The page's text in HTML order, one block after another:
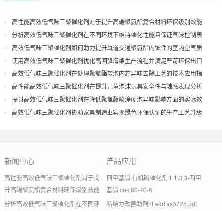
高性能高效低气味三聚催化剂对于提升高端聚氨酯复合材料环保级别效能
分析高效低气味三聚催化剂在不同环境下维持催化性能且保证气味控制表
现
高效低气味三聚催化剂如何助力提升轨道交通聚氨酯内饰件的室内空气质
量
使用高效低气味三聚催化剂优化高回弹海绵生产流程并满足严苛环保出口
高效低气味三聚催化剂在处理聚氨酯软泡内芯异味去除工艺的技术应用指
导
高性能高效低气味三聚催化剂在提升儿童泡沫玩具安全性与触感表现分析
探讨高效低气味三聚催化剂在降低聚氨酯喷涂硬泡异味影响方面的实际效
果
高效低气味三聚催化剂协助家具制造业实现绿色环保认证的生产工艺升级
新闻中心
高性能高效低气味三聚催化剂对于提
升高端聚氨酯复合材料环保级别效能
分析高效低气味三聚催化剂在不同环
产品应用
四甲基胍 有机碱催化剂 1,1,3,3-四甲
基胍 cas 80-70-6
粘结力改善助剂nt add as3228.pdf